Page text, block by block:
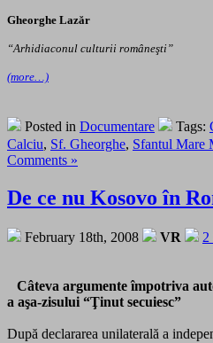
Gheorghe Lazăr
“Arhidiaconul culturii româneşti”
(more…)
Posted in Documentare Tags:
Calciu, Sf. Gheorghe, Sfantul Mare
Comments »
De ce nu Kosovo în
February 18th, 2008 VR 2
Câteva argumente împotriva
a aşa-zisului “Ţinut secuiesc”
După declararea unilaterală a